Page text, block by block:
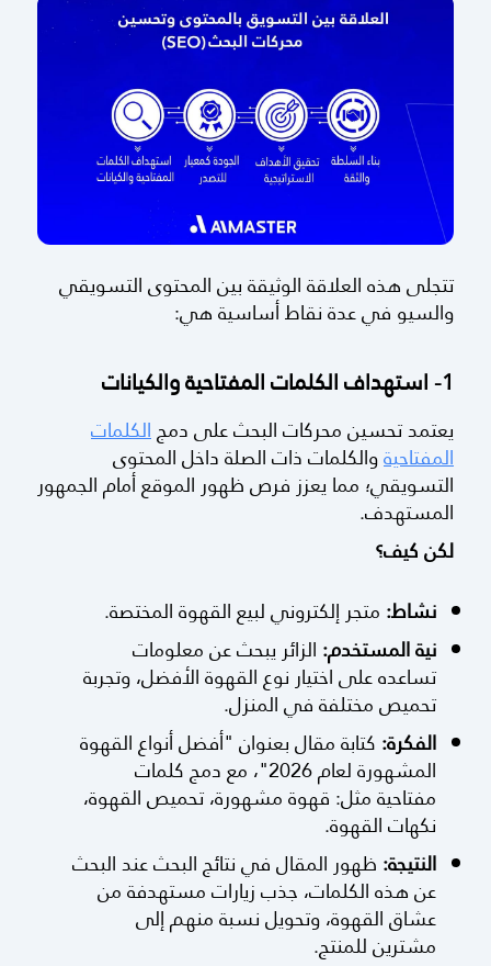
تتجلى هذه العلاقة الوثيقة بين المحتوى التسويقي
والسيو في عدة نقاط أساسية هي:
1- استهداف الكلمات المفتاحية والكيانات
يعتمد تحسين محركات البحث على دمجالكلمات
المفتاحيةوالكلمات ذات الصلة داخل المحتوى
التسويقي؛ مما يعزز فرص ظهور الموقع أمام الجمهور
المستهدف.
لكن كيف؟
نشاط: متجر إلكتروني لبيع القهوة المختصة.
نية المستخدم: الزائر يبحث عن معلومات
تساعده على اختيار نوع القهوة الأفضل، وتجربة
تحميص مختلفة في المنزل.
الفكرة: كتابة مقال بعنوان "أفضل أنواع القهوة
المشهورة لعام 2026"، مع دمج كلمات
مفتاحية مثل: قهوة مشهورة، تحميص القهوة،
نكهات القهوة.
النتيجة: ظهور المقال في نتائج البحث عند البحث
عن هذه الكلمات، جذب زيارات مستهدفة من
عشاق القهوة، وتحويل نسبة منهم إلى
مشترين للمنتج.